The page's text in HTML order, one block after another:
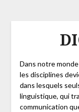
Dans notre
les disciplines
dans lesquels
linguistique, qui
communication